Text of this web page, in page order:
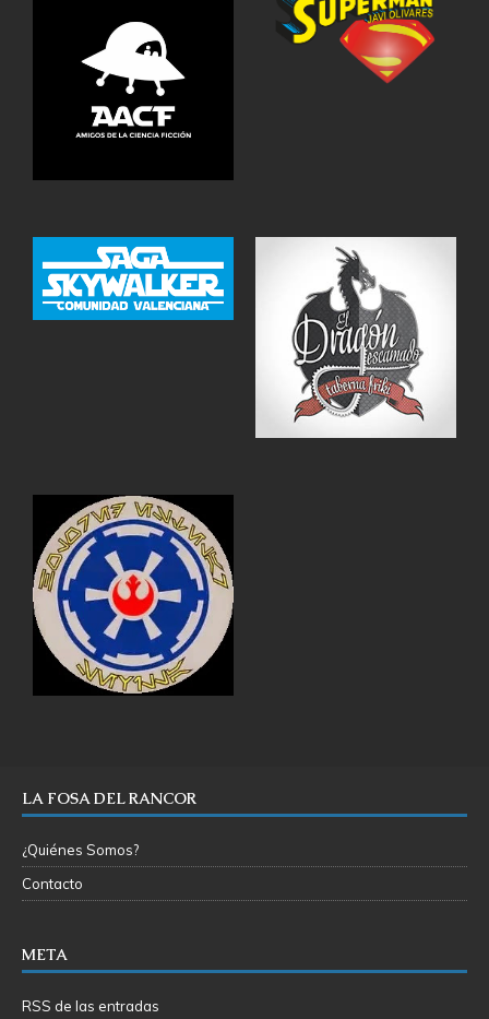
LA FOSA DEL RANCOR
¿Quiénes Somos?
Contacto
META
RSS de las entradas